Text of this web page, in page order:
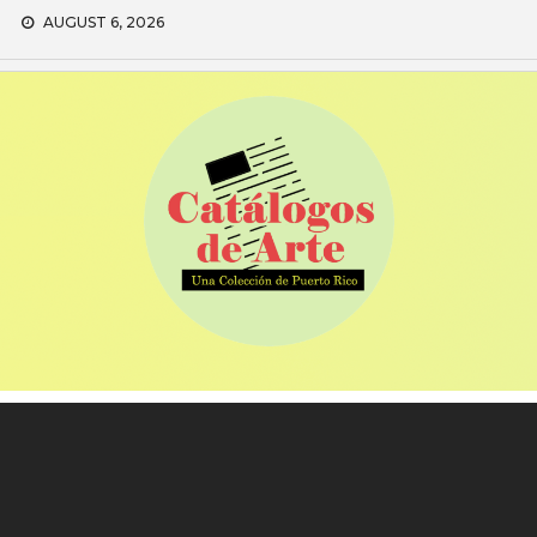
Skip
content
AUGUST 6, 2026